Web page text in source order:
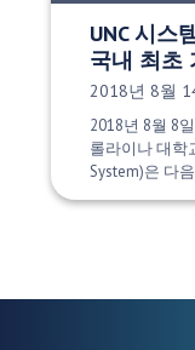
UNC 시스
국내 최초
게시 날짜:
2018년 8월
2018년 8월 8
롤라이나 대학
System)은 다